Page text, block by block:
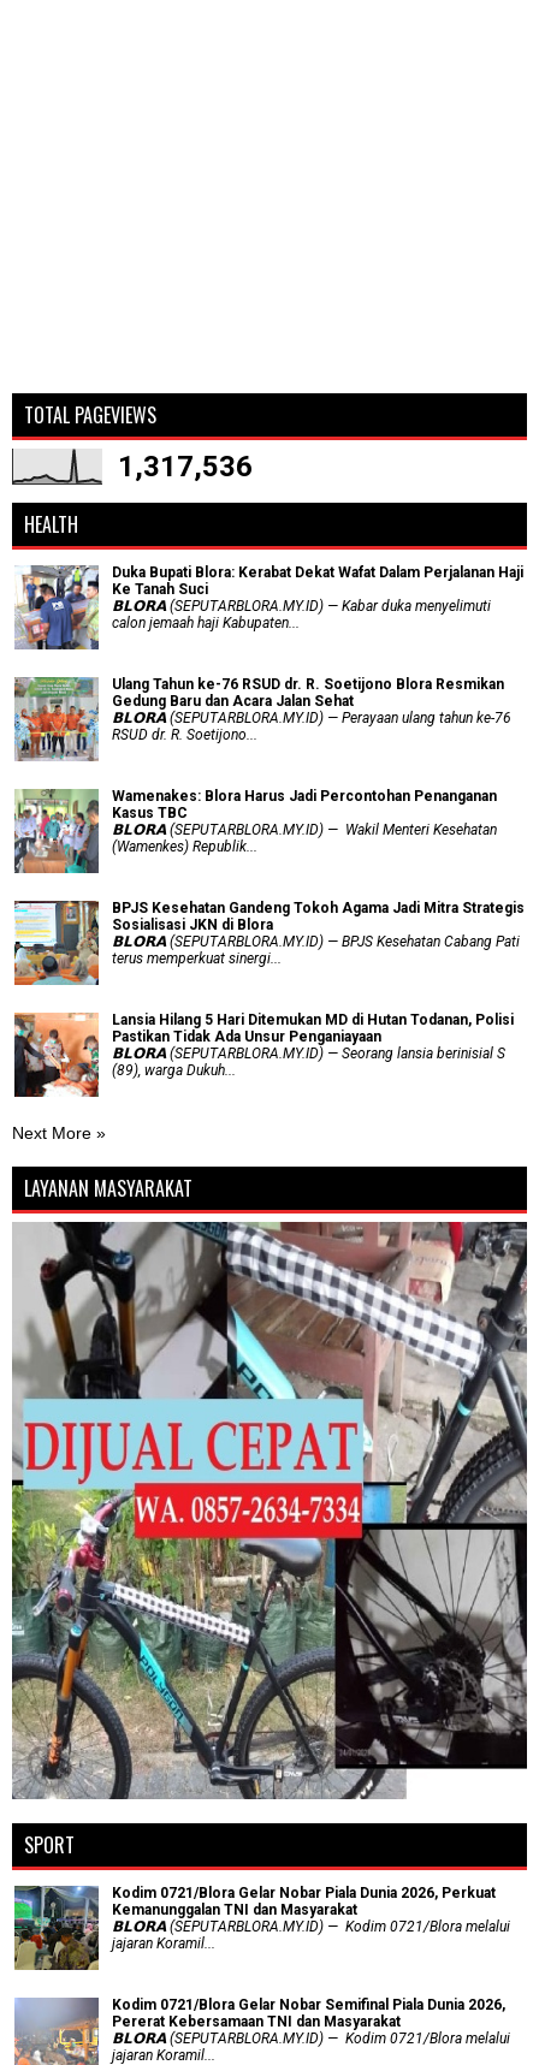
TOTAL PAGEVIEWS
1,317,536
HEALTH
Duka Bupati Blora: Kerabat Dekat Wafat Dalam Perjalanan Haji
Ke Tanah Suci
𝗕𝗟𝗢𝗥𝗔 (SEPUTARBLORA.MY.ID) — Kabar duka menyelimuti
calon jemaah haji Kabupaten...
Ulang Tahun ke-76 RSUD dr. R. Soetijono Blora Resmikan
Gedung Baru dan Acara Jalan Sehat
𝗕𝗟𝗢𝗥𝗔 (SEPUTARBLORA.MY.ID) — Perayaan ulang tahun ke-76
RSUD dr. R. Soetijono...
Wamenakes: Blora Harus Jadi Percontohan Penanganan
Kasus TBC
𝗕𝗟𝗢𝗥𝗔 (SEPUTARBLORA.MY.ID) — Wakil Menteri Kesehatan
(Wamenkes) Republik...
BPJS Kesehatan Gandeng Tokoh Agama Jadi Mitra Strategis
Sosialisasi JKN di Blora
𝗕𝗟𝗢𝗥𝗔 (SEPUTARBLORA.MY.ID) — BPJS Kesehatan Cabang Pati
terus memperkuat sinergi...
Lansia Hilang 5 Hari Ditemukan MD di Hutan Todanan, Polisi
Pastikan Tidak Ada Unsur Penganiayaan
𝗕𝗟𝗢𝗥𝗔 (SEPUTARBLORA.MY.ID) — Seorang lansia berinisial S
(89), warga Dukuh...
Next More »
LAYANAN MASYARAKAT
SPORT
Kodim 0721/Blora Gelar Nobar Piala Dunia 2026, Perkuat
Kemanunggalan TNI dan Masyarakat
𝗕𝗟𝗢𝗥𝗔 (SEPUTARBLORA.MY.ID) — Kodim 0721/Blora melalui
jajaran Koramil...
Kodim 0721/Blora Gelar Nobar Semifinal Piala Dunia 2026,
Pererat Kebersamaan TNI dan Masyarakat
𝗕𝗟𝗢𝗥𝗔 (SEPUTARBLORA.MY.ID) — Kodim 0721/Blora melalui
jajaran Koramil...